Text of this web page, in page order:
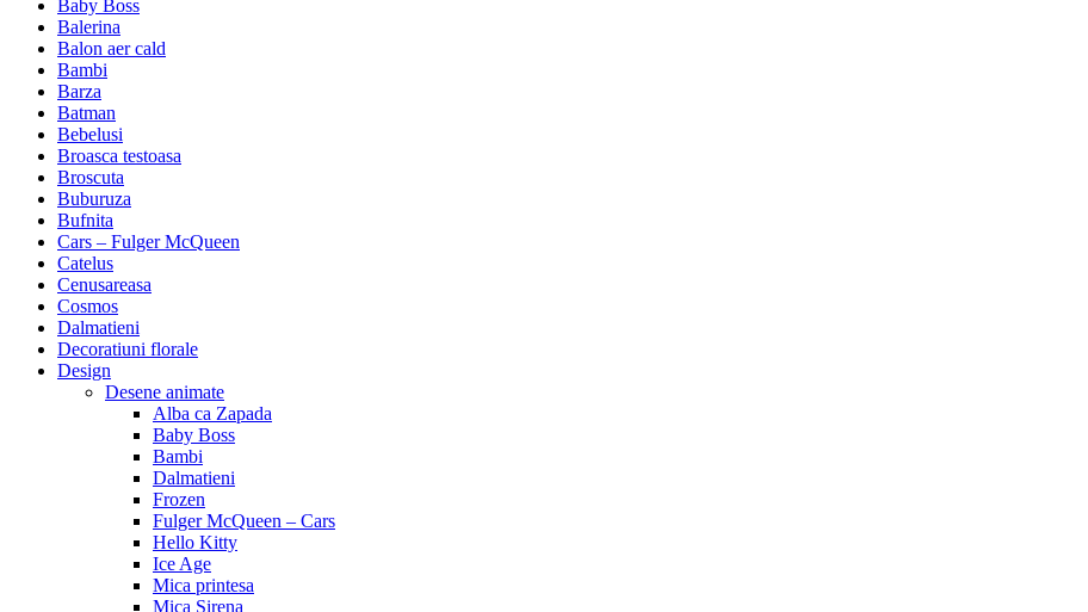
Baby Boss
Balerina
Balon aer cald
Bambi
Barza
Batman
Bebelusi
Broasca testoasa
Broscuta
Buburuza
Bufnita
Cars – Fulger McQueen
Catelus
Cenusareasa
Cosmos
Dalmatieni
Decoratiuni florale
Design
Desene animate
Alba ca Zapada
Baby Boss
Bambi
Dalmatieni
Frozen
Fulger McQueen – Cars
Hello Kitty
Ice Age
Mica printesa
Mica Sirena